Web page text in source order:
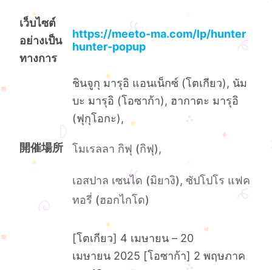
เว็บไซต์
อย่างเป็น
ทางการ
https://meeto-ma.com/lp/hunter
hunter-popup
開催場所
ชินจูกุ มารุอิ แอนเน็กซ์ (โตเกียว), นัม
บะ มารุอิ (โอซาก้า), ฮากาตะ มารุอิ
(ฟุกุโอกะ),
โมเรลลา กิฟุ (กิฟุ),
เอสปาล เซนได (มิยางิ), ซัปโปโร แฟค
ทอรี่ (ฮอกไกโด)
[โตเกียว] 4 เมษายน – 20
เมษายน 2025 [โอซาก้า] 2 พฤษภาค